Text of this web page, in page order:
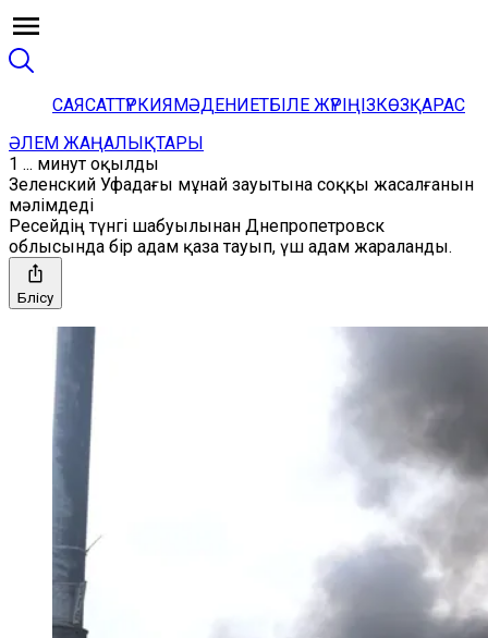
САЯСАТТҮРКИЯМӘДЕНИЕТБІЛЕ ЖҮРІҢІЗКӨЗҚАРАС
ӘЛЕМ ЖАҢАЛЫҚТАРЫ
1 ... минут оқылды
Зеленский Уфадағы мұнай зауытына соққы жасалғанын
мәлімдеді
Ресейдің түнгі шабуылынан Днепропетровск
облысында бір адам қаза тауып, үш адам жараланды.
Бөлісу